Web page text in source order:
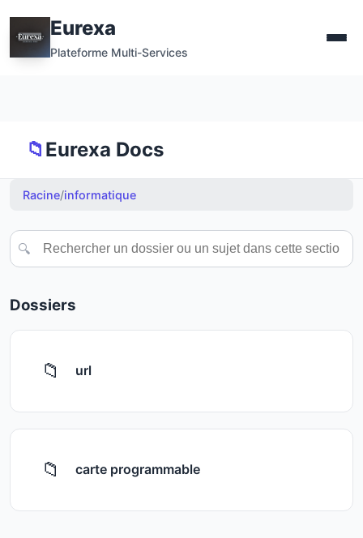
Eurexa
Plateforme Multi-Services
📁 Eurexa Docs
Racine/informatique
🔍
Dossiers
📁 url
📁 carte programmable